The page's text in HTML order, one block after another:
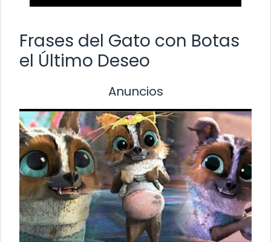
Frases del Gato con Botas
el Último Deseo
Anuncios